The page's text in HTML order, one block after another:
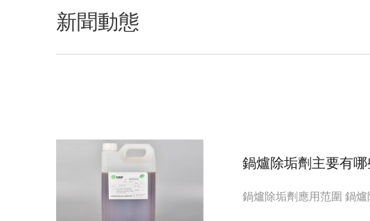
新聞動態
鍋爐除垢劑主要有
鍋爐除垢劑應用范圍 鍋爐